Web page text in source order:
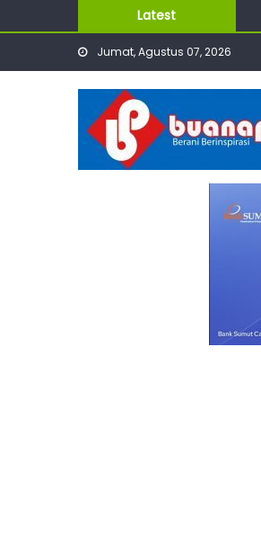
to
Latest
Jumat, Agustus 07, 2026